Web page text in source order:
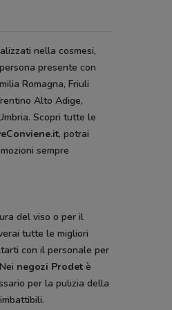
nella cosmesi,
presente con
Romagna, Friuli
Alto Adige,
Scopri tutte le
, potrai
sempre
del viso o per il
tutte le migliori
con il personale per
negozi Prodet è
per la pulizia della